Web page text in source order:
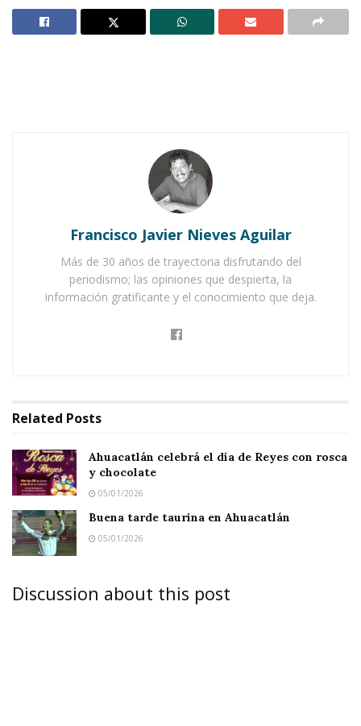
Buena tarde taurina en Ahuacatlán
Regresábamos ayer de Guadalajara – ya muy
derivó de pronto en la mala costumbre que
Francisco Javier Nieves Aguilar
Más de 30 años de trayectoria disfrutando del
periodismo; las opiniones que despierta, la
información gratificante y el conocimiento que deja.
Related Posts
Ahuacatlán celebrá el día de Reyes con rosca
y chocolate
05/01/2026
Buena tarde taurina en Ahuacatlán
05/01/2026
Discussion about this post